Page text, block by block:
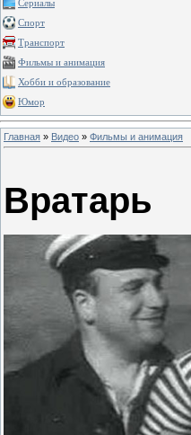
Сериалы
Спорт
Транспорт
Фильмы и анимация
Хобби и образование
Юмор
Главная » Видео » Фильмы и анимация
Вратарь